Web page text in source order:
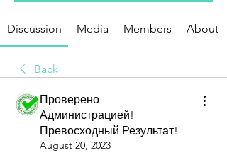
Discussion Media Members About
Back
Проверено
Администрацией!
Превосходный Результат!
August 20, 2023